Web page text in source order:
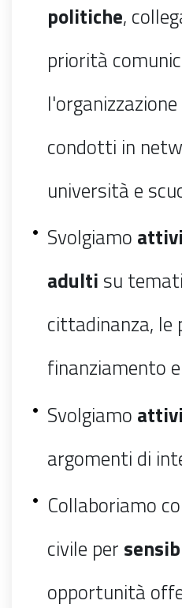
politiche,
priorità
condotti in
università e
Svolgiamo
adulti su
cittadinanza, le
finanziamento
Svolgiamo
argomenti di
Collaboriamo
civile per
opportunità